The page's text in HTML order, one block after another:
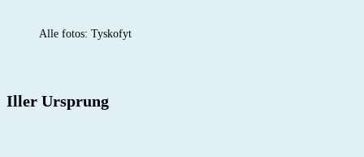
Alle fotos: Tyskofyt
Iller Ursprung